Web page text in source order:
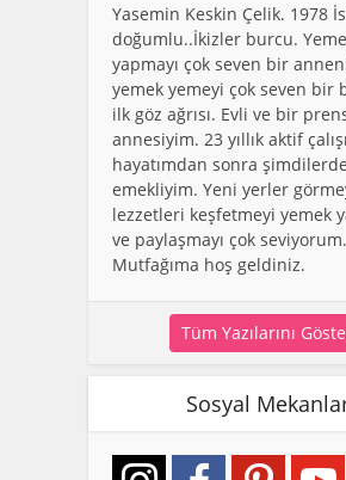
Yasemin Keskin Çelik. 1978
doğumlu..İkizler burcu.
yapmayı çok seven bir
yemek yemeyi çok seven bir
ilk göz ağrısı. Evli ve bir
annesiyim. 23 yıllık aktif
hayatımdan sonra
emekliyim. Yeni yerler
lezzetleri keşfetmeyi yemek
ve paylaşmayı çok seviyorum.
Mutfağıma hoş geldiniz.
Tüm Yazılarını
Sosyal